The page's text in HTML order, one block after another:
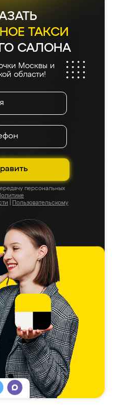
ТАКСИ
САЛОНА
Москвы и
области!
персональных
Пользовательскому